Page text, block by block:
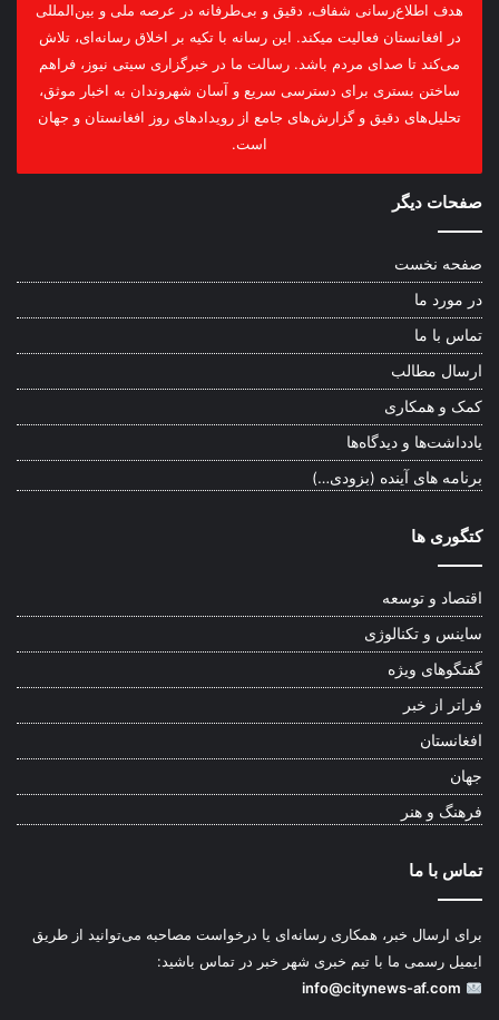
هدف اطلاع‌رسانی شفاف، دقیق و بی‌طرفانه در عرصه ملی و بین‌المللی
در افغانستان فعالیت میکند. این رسانه با تکیه بر اخلاق رسانه‌ای، تلاش
می‌کند تا صدای مردم باشد. رسالت ما در خبرگزاری سیتی نیوز، فراهم
ساختن بستری برای دسترسی سریع و آسان شهروندان به اخبار موثق،
تحلیل‌های دقیق و گزارش‌های جامع از رویدادهای روز افغانستان و جهان
است.
صفحات دیگر
صفحه نخست
در مورد ما
تماس با ما
ارسال مطالب
کمک و همکاری
یادداشت‌ها و دیدگاه‌ها
برنامه های آینده (بزودی…)
کتگوری ها
اقتصاد و توسعه
ساینس و تکنالوژی
گفتگوهای ویژه
فراتر از خبر
افغانستان
جهان
فرهنگ و هنر
تماس با ما
برای ارسال خبر، همکاری رسانه‌ای یا درخواست مصاحبه می‌توانید از طریق
ایمیل رسمی ما با تیم خبری شهر خبر در تماس باشید:
info@citynews-af.com